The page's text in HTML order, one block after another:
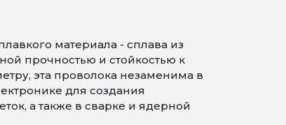
материала - сплава из
прочностью и стойкостью к
эта проволока незаменима в
для создания
а также в сварке и ядерной